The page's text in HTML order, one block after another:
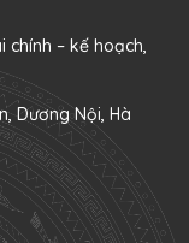
– kế hoạch,
Dương Nội, Hà